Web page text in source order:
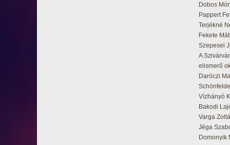
Dobos
Pappert
Terjékné
Fekete
Szepesei
A
elismerő
Daróczi
Bakodi
Varga
Jéga